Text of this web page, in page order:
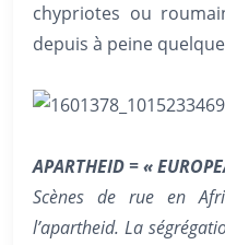
chypriotes ou
depuis à peine
APARTHEID = «
Scènes de rue en
l’apartheid. La